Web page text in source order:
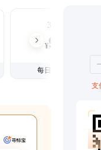
3个月
¥99
每日仅1.08元
支